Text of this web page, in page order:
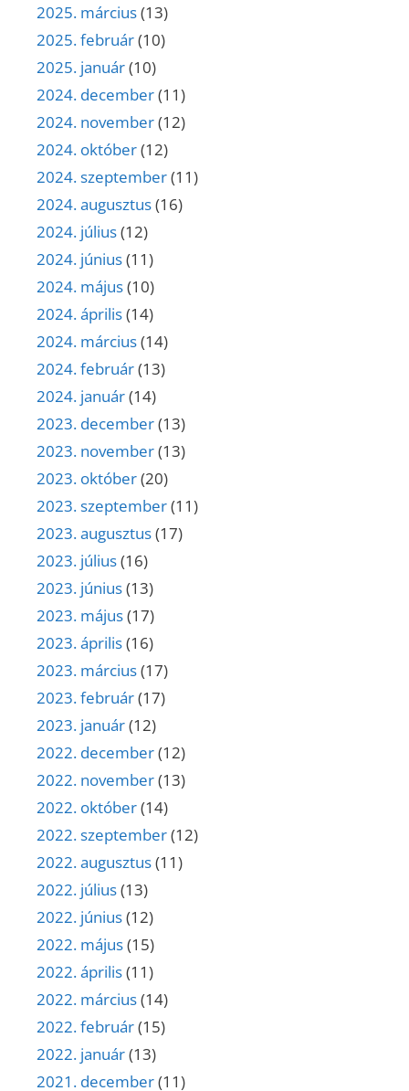
2025. március(13)
2025. február(10)
2025. január(10)
2024. december(11)
2024. november(12)
2024. október(12)
2024. szeptember(11)
2024. augusztus(16)
2024. július(12)
2024. június(11)
2024. május(10)
2024. április(14)
2024. március(14)
2024. február(13)
2024. január(14)
2023. december(13)
2023. november(13)
2023. október(20)
2023. szeptember(11)
2023. augusztus(17)
2023. július(16)
2023. június(13)
2023. május(17)
2023. április(16)
2023. március(17)
2023. február(17)
2023. január(12)
2022. december(12)
2022. november(13)
2022. október(14)
2022. szeptember(12)
2022. augusztus(11)
2022. július(13)
2022. június(12)
2022. május(15)
2022. április(11)
2022. március(14)
2022. február(15)
2022. január(13)
2021. december(11)